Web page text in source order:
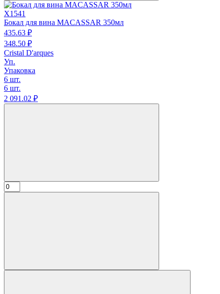
X1541
Бокал для вина MACASSAR 350мл
435.63 ₽
348.50 ₽
Cristal D'arques
Уп.
Упаковка
6 шт.
6 шт.
2 091.02 ₽